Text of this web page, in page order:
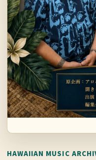
HAWAIIAN MUSIC